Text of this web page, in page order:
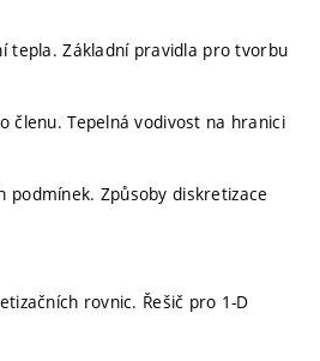
tepla. Základní pravidla pro tvorbu
členu. Tepelná vodivost na hranici
podmínek. Způsoby diskretizace
rovnic. Řešič pro 1-D